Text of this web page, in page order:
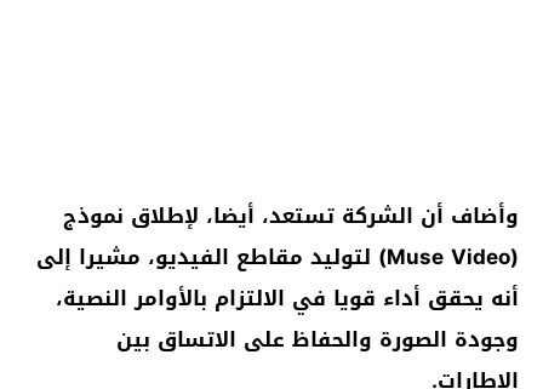
وأضاف أن الشركة تستعد، أيضا، لإطلاق نموذج
(Muse Video) لتوليد مقاطع الفيديو، مشيرا إلى
أنه يحقق أداء قويا في الالتزام بالأوامر النصية،
وجودة الصورة والحفاظ على الاتساق بين
الإطارات.